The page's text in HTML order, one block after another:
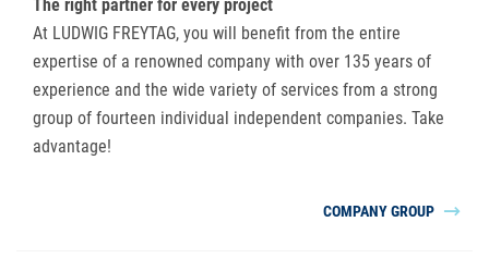
The right partner for every project
At LUDWIG FREYTAG, you will benefit from the entire
expertise of a renowned company with over 135 years of
experience and the wide variety of services from a strong
group of fourteen individual independent companies. Take
advantage!
COMPANY GROUP